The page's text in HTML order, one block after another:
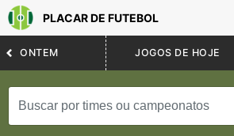
PLACAR DE FUTEBOL
ONTEM JOGOS DE HOJE